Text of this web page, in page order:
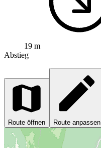
19 m
Abstieg
Route öffnen Route anpassen